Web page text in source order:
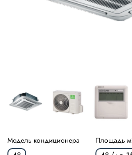
Модель кондиционера Площадь